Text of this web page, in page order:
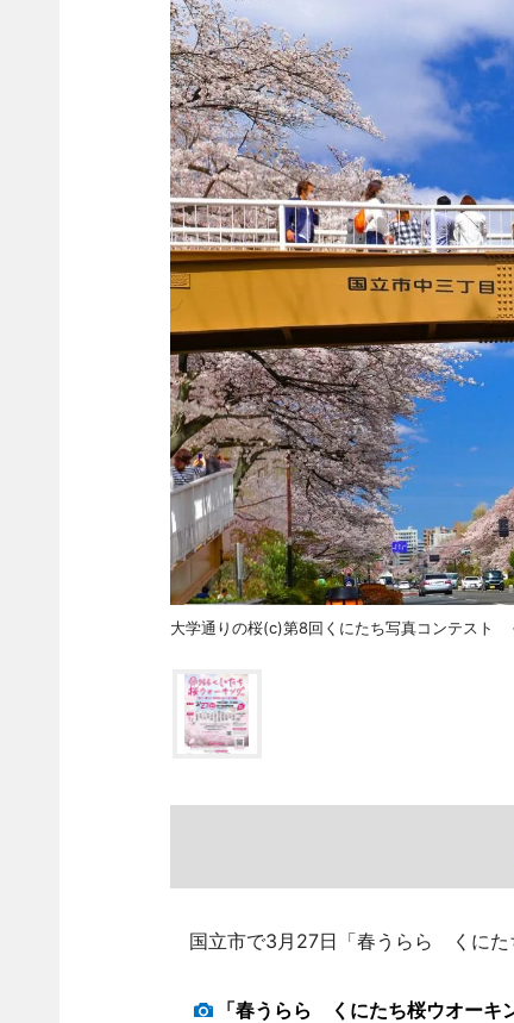
大学通りの桜(c)第8回くにたち写真コンテス
国立市で3月27日「春うらら くにた
「春うらら くにたち桜ウオーキ